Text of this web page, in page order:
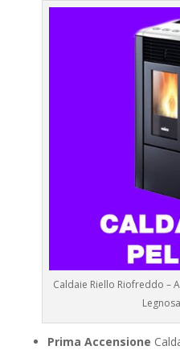
Caldaie Riello Riofreddo –
Prima Accensione